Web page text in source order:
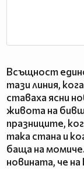
Всъщност
тази линия,
ставаха ясни
живота на
празниците,
така стана и
баща на
новината, че